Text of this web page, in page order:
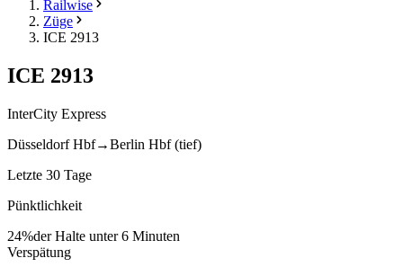
Railwise
Züge
ICE 2913
ICE 2913
InterCity Express
Düsseldorf Hbf→Berlin Hbf (tief)
Letzte 30 Tage
Pünktlichkeit
24%der Halte unter 6 Minuten
Verspätung